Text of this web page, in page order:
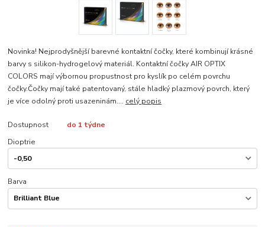
Novinka! Nejprodyšnější barevné kontaktní čočky, které kombinují krásné
barvy s silikon-hydrogelový materiál. Kontaktní čočky AIR OPTIX
COLORS mají výbornou propustnost pro kyslík po celém povrchu
čočky.Čočky mají také patentovaný, stále hladký plazmový povrch, který
je více odolný proti usazeninám.... celý popis
Dostupnost
do 1 týdne
Dioptrie
Barva